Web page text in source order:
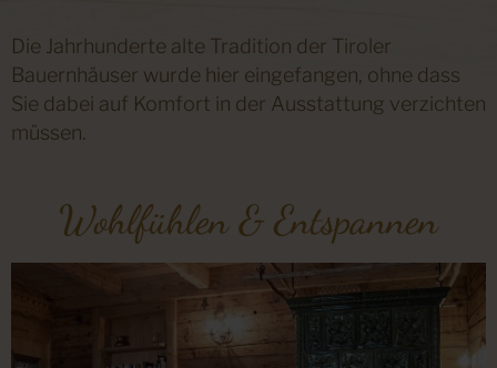
Die Jahrhunderte alte Tradition der Tiroler
Bauernhäuser wurde hier eingefangen, ohne dass
Sie dabei auf Komfort in der Ausstattung verzichten
müssen.
Wohlfühlen & Entspannen